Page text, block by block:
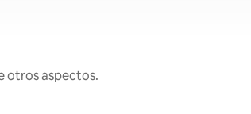
otros aspectos.